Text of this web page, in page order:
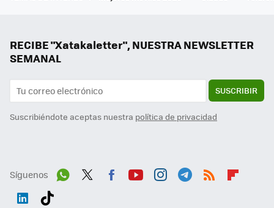
RECIBE "Xatakaletter", NUESTRA NEWSLETTER
SEMANAL
SUSCRIBIR
Suscribiéndote aceptas nuestra política de privacidad
Síguenos